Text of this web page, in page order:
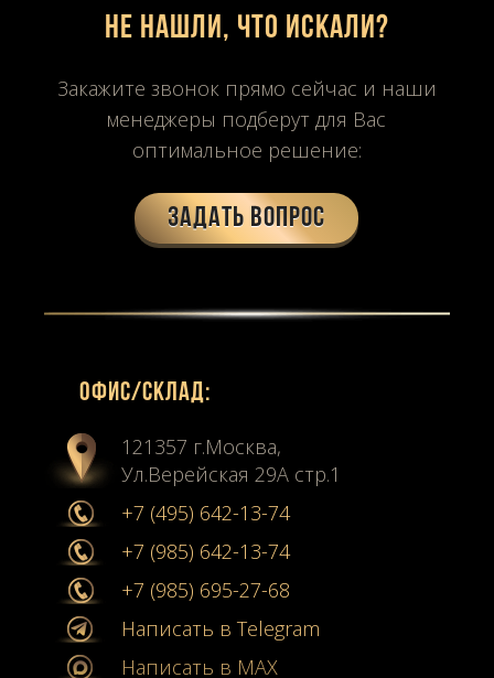
Не нашли, что искали?
Закажите звонок прямо сейчас и наши
менеджеры подберут для Вас
оптимальное решение:
Задать вопрос
Офиc/склад:
121357 г.Москва,
Ул.Верейская 29А стр.1
+7 (495) 642-13-74
+7 (985) 642-13-74
+7 (985) 695-27-68
Написать в Telegram
Написать в MAX